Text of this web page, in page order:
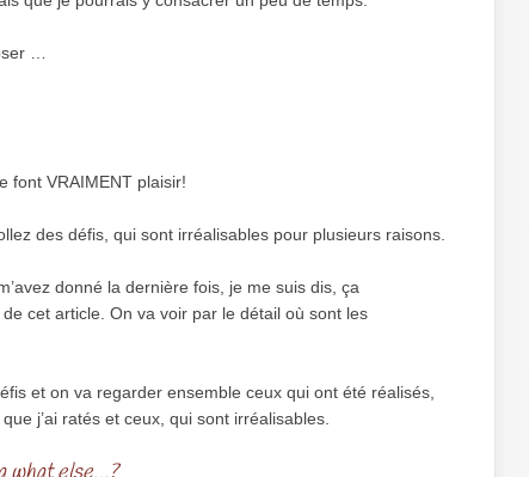
…
font VRAIMENT plaisir!
des défis, qui sont irréalisables pour plusieurs raisons.
donné la dernière fois, je me suis dis, ça
de cet article. On va voir par le détail où sont les
et on va regarder ensemble ceux qui ont été réalisés,
j’ai ratés et ceux, qui sont irréalisables.